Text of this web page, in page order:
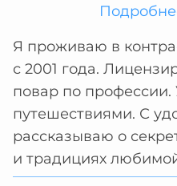
Я проживаю в
с 2001 года.
повар по профессии.
путешествиями. С
рассказываю о
и традициях